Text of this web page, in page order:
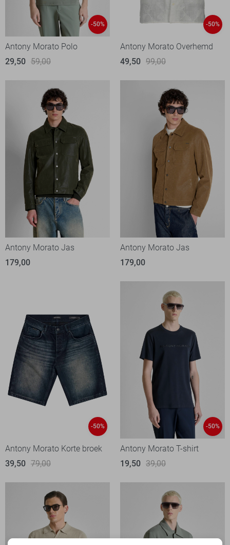
-50%
Antony Morato Polo
29,50 59,00
-50%
Antony Morato Overhemd
49,50 99,00
Antony Morato Jas
179,00
Antony Morato Jas
179,00
-50%
Antony Morato Korte broek
39,50 79,00
-50%
Antony Morato T-shirt
19,50 39,00